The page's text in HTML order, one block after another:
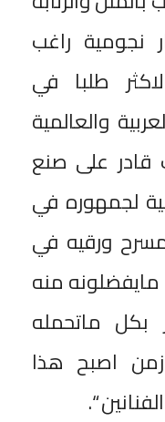
نجومية راغب
طلبا في
والعالمية
على صنع
لجمهوره في
ورقيه في
منه
ماتحمله
اصبح هذا
“.